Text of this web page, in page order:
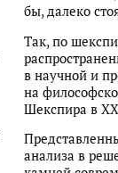
бы, далеко
Так, по
в научной и
на
Шекспира в
анализа в